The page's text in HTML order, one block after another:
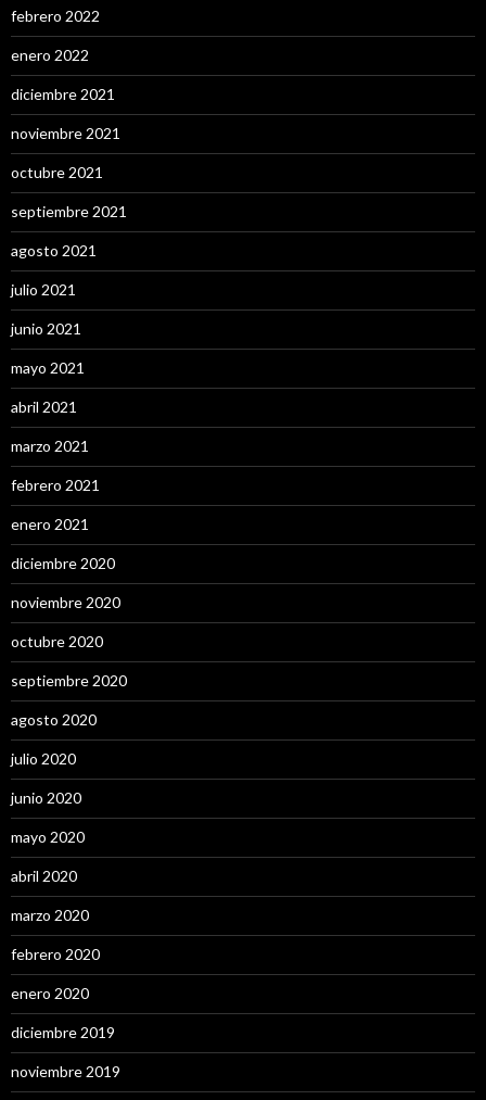
febrero 2022
enero 2022
diciembre 2021
noviembre 2021
octubre 2021
septiembre 2021
agosto 2021
julio 2021
junio 2021
mayo 2021
abril 2021
marzo 2021
febrero 2021
enero 2021
diciembre 2020
noviembre 2020
octubre 2020
septiembre 2020
agosto 2020
julio 2020
junio 2020
mayo 2020
abril 2020
marzo 2020
febrero 2020
enero 2020
diciembre 2019
noviembre 2019